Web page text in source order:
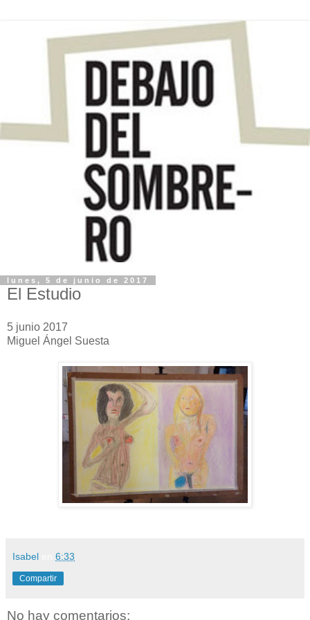
lunes, 5 de junio de 2017
El Estudio
5 junio 2017
Miguel Ángel Suesta
Isabel 6:33
Compartir
No hay comentarios: